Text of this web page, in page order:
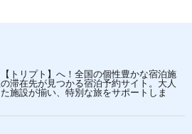
トリプト】へ！全国の個性豊かな宿泊施
滞在先が見つかる宿泊予約サイト。大人
施設が揃い、特別な旅をサポートしま